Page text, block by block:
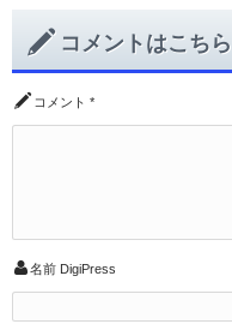
コメントはこちら
コメント *
名前 DigiPress